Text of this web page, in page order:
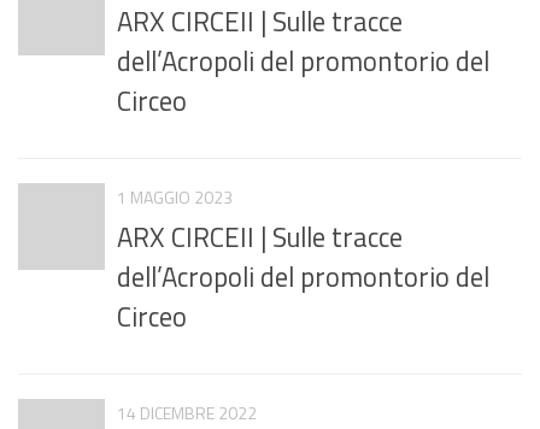
ARX CIRCEII | Sulle tracce
dell’Acropoli del promontorio del
Circeo
1 MAGGIO 2023
ARX CIRCEII | Sulle tracce
dell’Acropoli del promontorio del
Circeo
14 DICEMBRE 2022